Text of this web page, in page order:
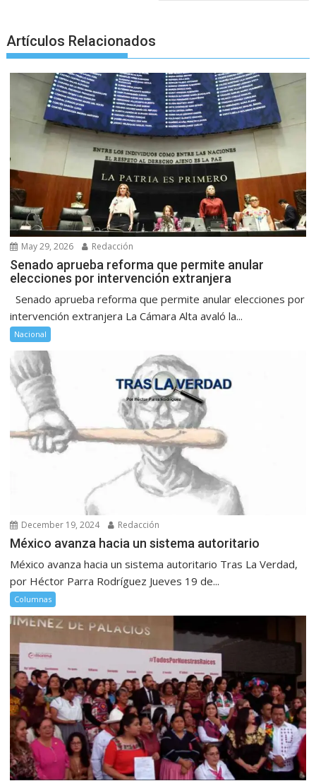
Artículos Relacionados
May 29, 2026 Redacción
Senado aprueba reforma que permite anular
elecciones por intervención extranjera
Senado aprueba reforma que permite anular elecciones por
intervención extranjera La Cámara Alta avaló la...
Nacional
December 19, 2024 Redacción
México avanza hacia un sistema autoritario
México avanza hacia un sistema autoritario Tras La Verdad,
por Héctor Parra Rodríguez Jueves 19 de...
Columnas